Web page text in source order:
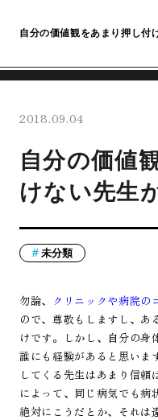
自分の価値観をあまり押し付
2018.09.04
自分の価値
けない先生
未分類
勿論、 クリニックや病院の
ので、尊敬もしますし、あ
けです。しかし、自分の身
誰にも経験があると思いま
してくる先生はあまり信頼
によって、同じ病気でも病
絶対にこうだとか、それは